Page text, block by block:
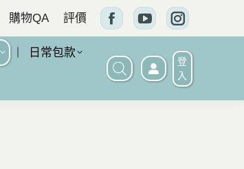
購物QA 評價
Facebook
面
YouTube
面
Instagram
頁
面
日常包款
登
入